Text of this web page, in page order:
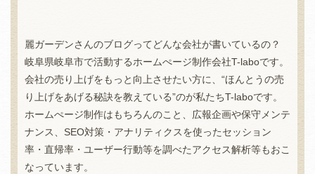
麗ガーデンさんのブログってどんな会社が書いているの？
岐阜県岐阜市で活動するホームぺージ制作会社T-laboです。
会社の売り上げをもっと向上させたい方に、“ほんとうの売
り上げをあげる秘訣を教えている”のが私たちT-laboです。
ホームぺージ制作はもちろんのこと、広報企画や保守メンテ
ナンス、SEO対策・アナリティクスを使ったセッション
率・直帰率・ユーザー行動等を調べたアクセス解析等もおこ
なっています。